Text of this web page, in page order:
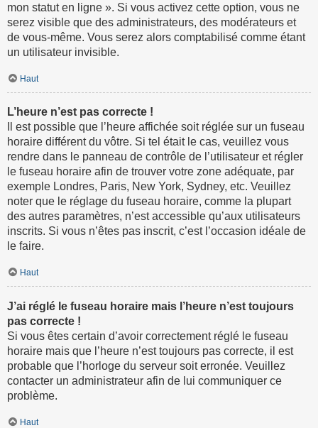
mon statut en ligne ». Si vous activez cette option, vous ne
serez visible que des administrateurs, des modérateurs et
de vous-même. Vous serez alors comptabilisé comme étant
un utilisateur invisible.
Haut
L’heure n’est pas correcte !
Il est possible que l’heure affichée soit réglée sur un fuseau
horaire différent du vôtre. Si tel était le cas, veuillez vous
rendre dans le panneau de contrôle de l’utilisateur et régler
le fuseau horaire afin de trouver votre zone adéquate, par
exemple Londres, Paris, New York, Sydney, etc. Veuillez
noter que le réglage du fuseau horaire, comme la plupart
des autres paramètres, n’est accessible qu’aux utilisateurs
inscrits. Si vous n’êtes pas inscrit, c’est l’occasion idéale de
le faire.
Haut
J’ai réglé le fuseau horaire mais l’heure n’est toujours
pas correcte !
Si vous êtes certain d’avoir correctement réglé le fuseau
horaire mais que l’heure n’est toujours pas correcte, il est
probable que l’horloge du serveur soit erronée. Veuillez
contacter un administrateur afin de lui communiquer ce
problème.
Haut